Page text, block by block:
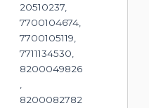
20510237,
7700104674,
7700105119,
7711134530,
8200049826
8200082782